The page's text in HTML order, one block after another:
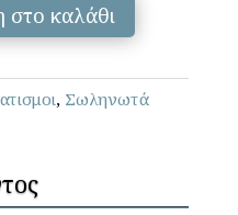
καλάθι
, Σωληνωτά